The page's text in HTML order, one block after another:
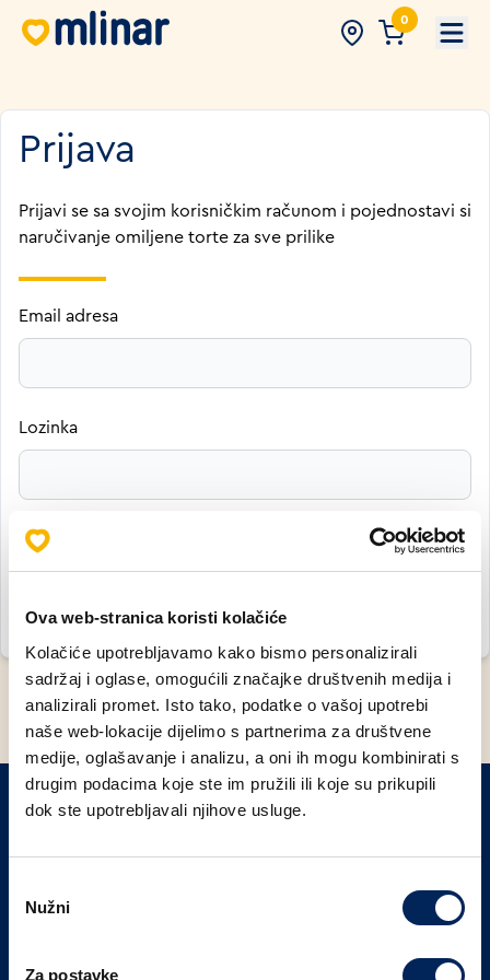
Ova web-stranica koristi kolačiće
Kolačiće upotrebljavamo kako bismo personalizirali
sadržaj i oglase, omogućili značajke društvenih medija i
analizirali promet. Isto tako, podatke o vašoj upotrebi
naše web-lokacije dijelimo s partnerima za društvene
medije, oglašavanje i analizu, a oni ih mogu kombinirati s
drugim podacima koje ste im pružili ili koje su prikupili
dok ste upotrebljavali njihove usluge.
pristanka
Nužni
Za postavke
0
Prijava
Prijavi se sa svojim korisničkim računom i pojednostavi si
naručivanje omiljene torte za sve prilike
Email adresa
Lozinka
Nemate korisnički račun? Kreirajte ga